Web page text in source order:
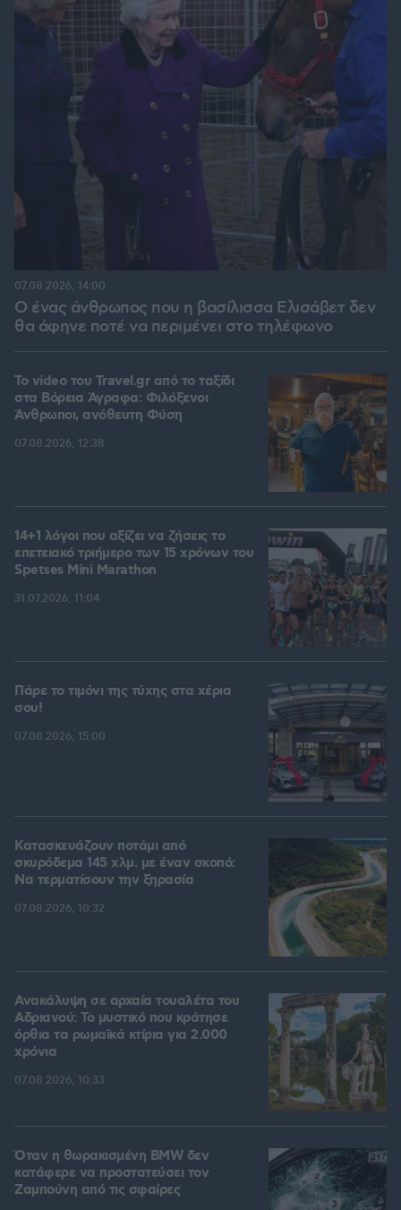
Ο ένας άνθρωπος που η βασίλισσα Ελισάβετ δεν
θα άφηνε ποτέ να περιμένει στο τηλέφωνο
07.08.2026, 14:00
To video του Travel.gr από το ταξίδι
στα Βόρεια Άγραφα: Φιλόξενοι
Άνθρωποι, ανόθευτη Φύση
07.08.2026, 12:38
14+1 λόγοι που αξίζει να ζήσεις το
επετειακό τριήμερο των 15 χρόνων του
Spetses Mini Marathon
31.07.2026, 11:04
Πάρε το τιμόνι της τύχης στα χέρια
σου!
07.08.2026, 15:00
Κατασκευάζουν ποτάμι από
σκυρόδεμα 145 χλμ. με έναν σκοπό:
Να τερματίσουν την ξηρασία
07.08.2026, 10:32
Ανακάλυψη σε αρχαία τουαλέτα του
Αδριανού: Το μυστικό που κράτησε
όρθια τα ρωμαϊκά κτίρια για 2.000
χρόνια
07.08.2026, 10:33
Όταν η θωρακισμένη BMW δεν
κατάφερε να προστατεύσει τον
Ζαμπούνη από τις σφαίρες